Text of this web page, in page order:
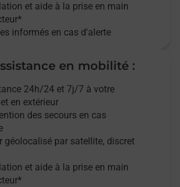
et aide à la prise en main
informés en cas d'alerte
en mobilité :
24h/24 et 7j/7 à votre
en extérieur
des secours en cas
géolocalisé par satellite, discret
et aide à la prise en main